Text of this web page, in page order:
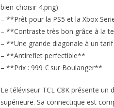
bien-choisir-4.png)
– **Prêt pour la PS5 et la Xbox
– **Contraste très bon grâce à la
– **Une grande diagonale à un
– **Antireflet perfectible**
– **Prix : 999 € sur Boulanger**
Le téléviseur TCL C8K présente
supérieure. Sa connectique est